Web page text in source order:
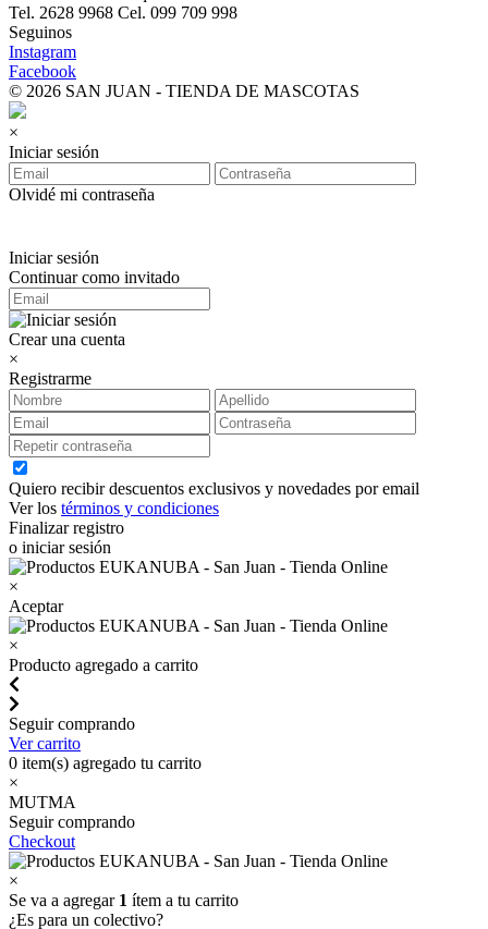
Tel. 2628 9968 Cel. 099 709 998
Seguinos
Instagram
Facebook
© 2026 SAN JUAN - TIENDA DE MASCOTAS
×
Iniciar sesión
Olvidé mi contraseña
Iniciar sesión
Continuar como invitado
Crear una cuenta
×
Registrarme
Quiero recibir descuentos exclusivos y novedades por email
Ver los términos y condiciones
Finalizar registro
o iniciar sesión
×
Aceptar
×
Producto agregado a carrito
Seguir comprando
Ver carrito
0 item(s) agregado tu carrito
×
MUTMA
Seguir comprando
Checkout
×
Se va a agregar 1 ítem a tu carrito
¿Es para un colectivo?